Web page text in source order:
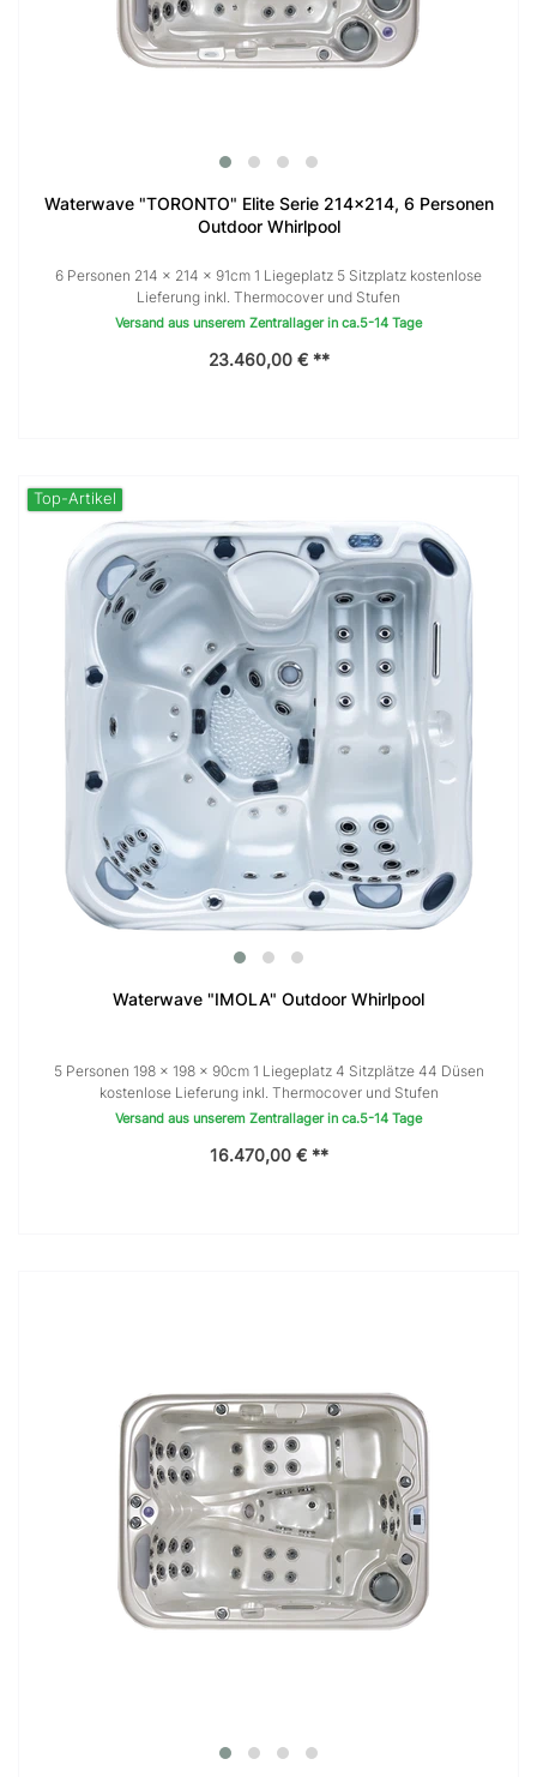
Waterwave "TORONTO" Elite Serie 214x214, 6 Personen
Outdoor Whirlpool
6 Personen 214 × 214 x 91cm 1 Liegeplatz 5 Sitzplatz kostenlose
Lieferung inkl. Thermocover und Stufen
Versand aus unserem Zentrallager in ca.5-14 Tage
23.460,00 € **
Top-Artikel
Waterwave "IMOLA" Outdoor Whirlpool
5 Personen 198 × 198 x 90cm 1 Liegeplatz 4 Sitzplätze 44 Düsen
kostenlose Lieferung inkl. Thermocover und Stufen
Versand aus unserem Zentrallager in ca.5-14 Tage
16.470,00 € **